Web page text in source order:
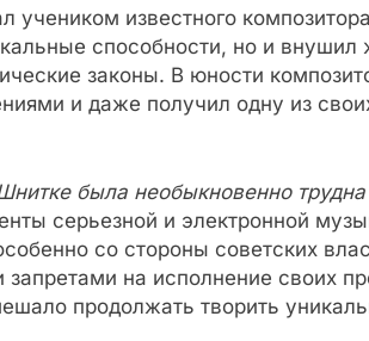
известного
способности, но и внушил
законы. В юности
и даже получил одну из
была необыкновенно
серьезной и электронной
со стороны советских
запретами на исполнение своих
продолжать творить